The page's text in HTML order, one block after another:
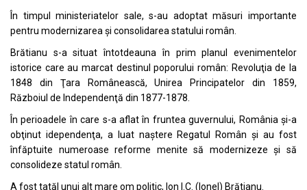
În timpul ministeriatelor sale, s-au adoptat măsuri importante
pentru modernizarea şi consolidarea statului român.
Brătianu s-a situat întotdeauna în prim planul evenimentelor
istorice care au marcat destinul poporului român: Revoluţia de la
1848 din Ţara Românească, Unirea Principatelor din 1859,
Războiul de Independenţă din 1877-1878.
În perioadele în care s-a aflat în fruntea guvernului, România şi-a
obţinut idependenţa, a luat naştere Regatul Român şi au fost
înfăptuite numeroase reforme menite să modernizeze şi să
consolideze statul român.
A fost tatăl unui alt mare om politic, Ion I.C. (Ionel) Brătianu.